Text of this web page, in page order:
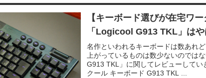
【キーボード選びが在宅ワー
「Logicool G913 TKL」は
名作といわれるキーボードは数あれ
上がっているものは数少ないのでは
G913 TKL」に関してレビューして
クール キーボード G913 TKL ...